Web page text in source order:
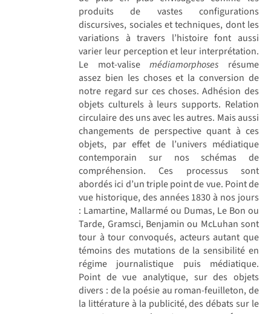
produits de vastes configurations
discursives, sociales et techniques, dont les
variations à travers l’histoire font aussi
varier leur perception et leur interprétation.
Le mot-valisemédiamorphoses résume
assez bien les choses et la conversion de
notre regard sur ces choses. Adhésion des
objets culturels à leurs supports. Relation
circulaire des uns avec les autres. Mais aussi
changements de perspective quant à ces
objets, par effet de l’univers médiatique
contemporain sur nos schémas de
compréhension. Ces processus sont
abordés ici d’un triple point de vue. Point de
vue historique, des années 1830 à nos jours
: Lamartine, Mallarmé ou Dumas, Le Bon ou
Tarde, Gramsci, Benjamin ou McLuhan sont
tour à tour convoqués, acteurs autant que
témoins des mutations de la sensibilité en
régime journalistique puis médiatique.
Point de vue analytique, sur des objets
divers : de la poésie au roman-feuilleton, de
la littérature à la publicité, des débats sur le